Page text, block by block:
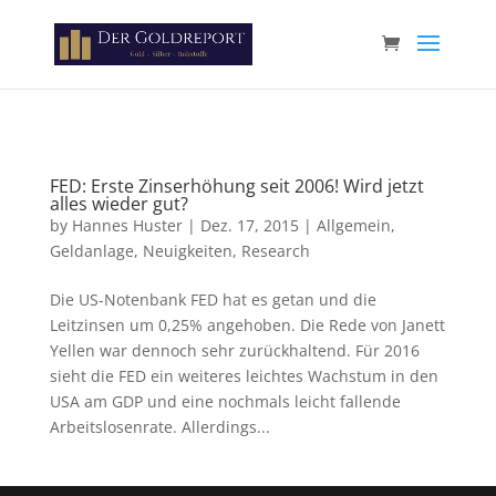
FED: Erste Zinserhöhung seit 2006! Wird jetzt
alles wieder gut?
by Hannes Huster| Dez. 17, 2015| Allgemein,
Geldanlage, Neuigkeiten, Research
Die US-Notenbank FED hat es getan und die
Leitzinsen um 0,25% angehoben. Die Rede von Janett
Yellen war dennoch sehr zurückhaltend. Für 2016
sieht die FED ein weiteres leichtes Wachstum in den
USA am GDP und eine nochmals leicht fallende
Arbeitslosenrate. Allerdings...